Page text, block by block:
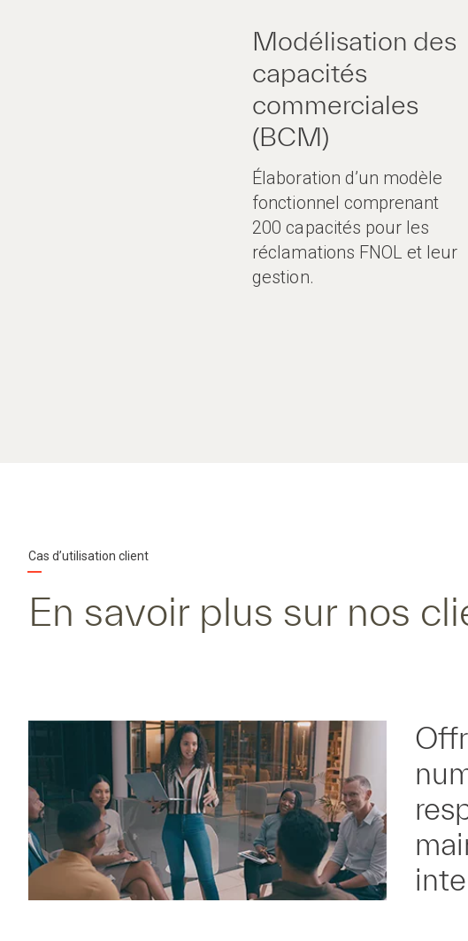
Modélisation des
capacités
commerciales
(BCM)
Élaboration d’un modèle
fonctionnel comprenant
200 capacités pour les
réclamations FNOL et leur
gestion.
Cas d’utilisation client
En savoir plus sur nos